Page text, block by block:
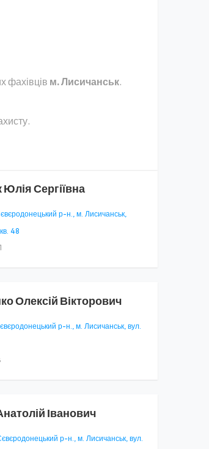
фахівців м. Лисичанськ.
Сергіївна
р-н., м. Лисичанськ,
48
Олексій Вікторович
р-н., м. Лисичанськ, вул.
Іванович
р-н., м. Лисичанськ, вул.